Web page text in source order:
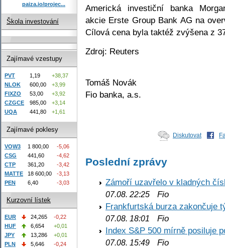
Americká investiční banka
akcie Erste Group Bank AG na
Cílová cena byla taktéž zvýšena z
Zdroj: Reuters
Tomáš Novák
Fio banka, a.s.
Diskutovat
Poslední zprávy
Zámoří uzavřelo v kladných
07.08. 22:25 Fio
Frankfurtská burza zakončuje
07.08. 18:01
Fio
Index S&P 500 mírně posiluje
07.08. 15:49 Fio
paiza.io/projec...
Škola investování
Zajímavé vzestupy
PVT 1,19
+38,37
NLOK
600,00
+3,99
FIXZO
53,00
+3,92
CZGCE
985,00
+3,14
UQA
441,80 +1,61
Zajímavé poklesy
VOW3 1 800,00
-5,06
CSG
441,60
-4,62
CTP
361,20
-3,42
MATTE
18 600,00
-3,13
PEN
6,40 -3,03
Kurzovní lístek
EUR 24,265
-0,22
HUF
6,654
+0,01
JPY
13,286
+0,01
PLN
5,646
-0,24